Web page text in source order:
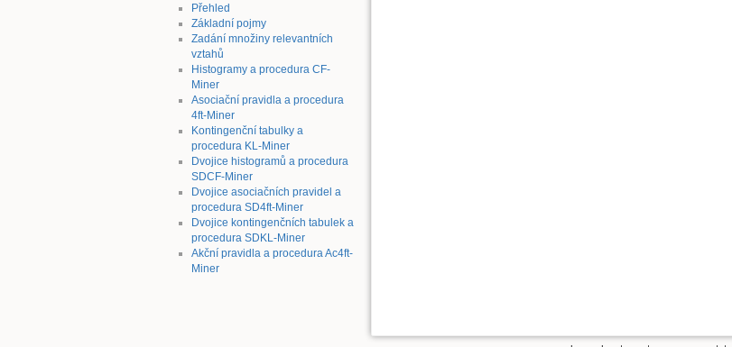
Přehled
Základní pojmy
Zadání množiny relevantních
vztahů
Histogramy a procedura CF-
Miner
Asociační pravidla a procedura
4ft-Miner
Kontingenční tabulky a
procedura KL-Miner
Dvojice histogramů a procedura
SDCF-Miner
Dvojice asociačních pravidel a
procedura SD4ft-Miner
Dvojice kontingenčních tabulek a
procedura SDKL-Miner
Akční pravidla a procedura Ac4ft-
Miner